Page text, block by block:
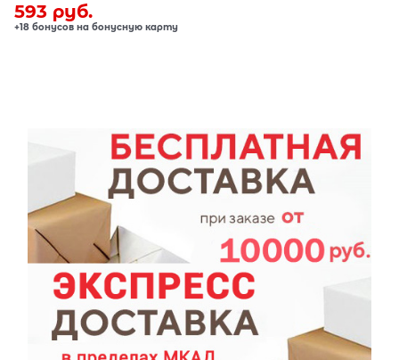
593 руб.
+18 бонусов на бонусную карту